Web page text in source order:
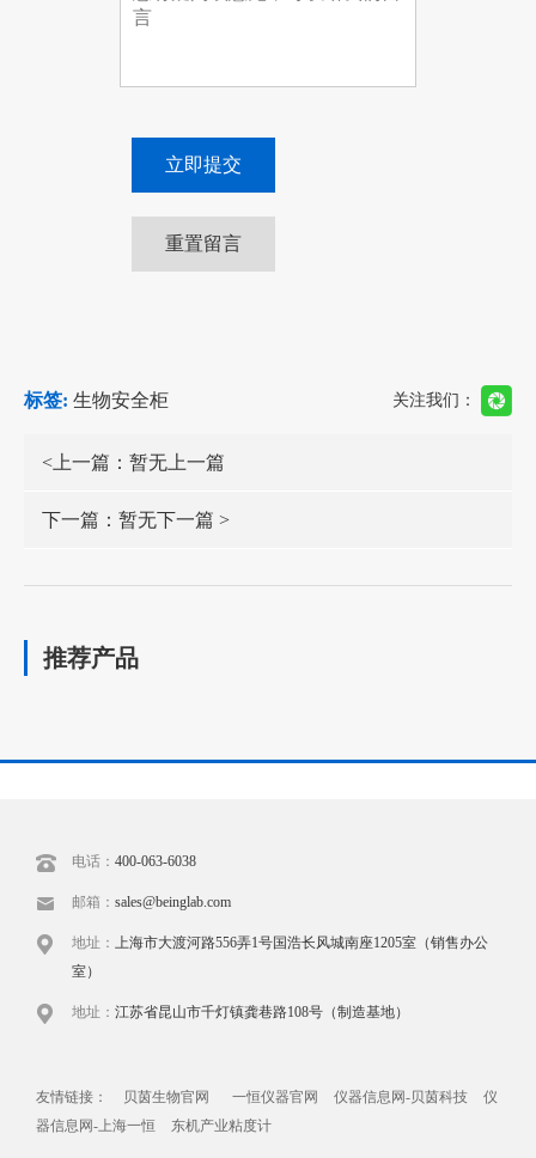
标签: 生物安全柜 关注我们：
<上一篇：暂无上一篇
下一篇：暂无下一篇 >
推荐产品
电话： 400-063-6038
邮箱： sales@beinglab.com
地址： 上海市大渡河路556弄1号国浩长风城南座1205室（销售办公
室）
地址： 江苏省昆山市千灯镇龚巷路108号（制造基地）
友情链接： 贝茵生物官网 一恒仪器官网 仪器信息网-贝茵科技
仪
器信息网-上海一恒
东机产业粘度计